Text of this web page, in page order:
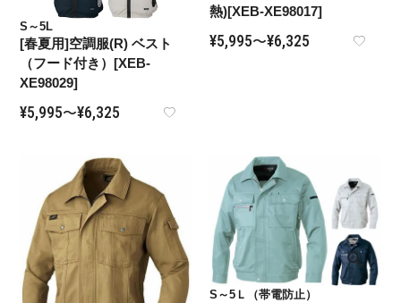
S～5L
[春夏用]空調服(R) ベスト
（フード付き）[XEB-
XE98029]
¥5,995〜¥6,325
熱)[XEB-XE98017]
¥5,995〜¥6,325
S～5Ｌ（帯電防止）